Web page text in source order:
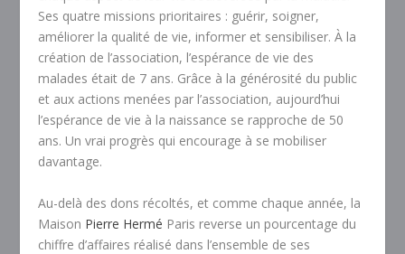
Ses quatre missions prioritaires : guérir, soigner,
améliorer la qualité de vie, informer et sensibiliser. À la
création de l’association, l’espérance de vie des
malades était de 7 ans. Grâce à la générosité du public
et aux actions menées par l’association, aujourd’hui
l’espérance de vie à la naissance se rapproche de 50
ans. Un vrai progrès qui encourage à se mobiliser
davantage.
Au-delà des dons récoltés, et comme chaque année, la
Maison Pierre Hermé Paris reverse un pourcentage du
chiffre d’affaires réalisé dans l’ensemble de ses